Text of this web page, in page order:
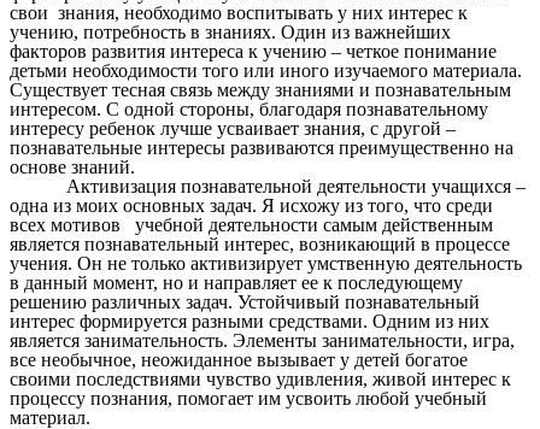
свои знания, необходимо воспитывать у них интерес к
учению, потребность в знаниях. Один из важнейших
факторов развития интереса к учению – четкое понимание
детьми необходимости того или иного изучаемого материала.
Существует тесная связь между знаниями и познавательным
интересом. С одной стороны, благодаря познавательному
интересу ребенок лучше усваивает знания, с другой –
познавательные интересы развиваются преимущественно на
основе знаний.
Активизация познавательной деятельности учащихся –
одна из моих основных задач. Я исхожу из того, что среди
всех мотивов учебной деятельности самым действенным
является познавательный интерес, возникающий в процессе
учения. Он не только активизирует умственную деятельность
в данный момент, но и направляет ее к последующему
решению различных задач. Устойчивый познавательный
интерес формируется разными средствами. Одним из них
является занимательность. Элементы занимательности, игра,
все необычное, неожиданное вызывает у детей богатое
своими последствиями чувство удивления, живой интерес к
процессу познания, помогает им усвоить любой учебный
материал.